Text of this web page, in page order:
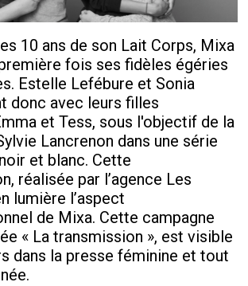
10 ans de son Lait Corps, Mixa
fois ses fidèles égéries
Estelle Lefébure et Sonia
donc avec leurs filles
et Tess, sous l'objectif de la
Lancrenon dans une série
et blanc. Cette
réalisée par l’agence Les
lumière l’aspect
de Mixa. Cette campagne
« La transmission », est visible
dans la presse féminine et tout